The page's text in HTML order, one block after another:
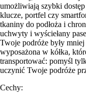
umożliwiają szybki
klucze, portfel czy
tkaniny do podłoża i
uchwyty i wyściełany
Twoje podróże były
wyposażona w kółka,
transportować: pomyśl
uczynić Twoje podróże
Cechy: